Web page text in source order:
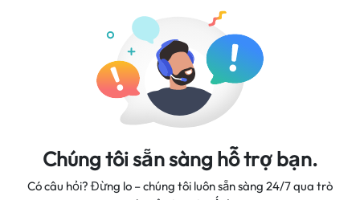
Chúng tôi sẵn sàng hỗ trợ bạn.
Có câu hỏi? Đừng lo – chúng tôi luôn sẵn sàng 24/7 qua trò